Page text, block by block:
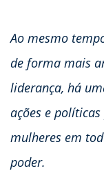
Ao mesmo
de forma mais
liderança, há
ações e
mulheres em
poder.